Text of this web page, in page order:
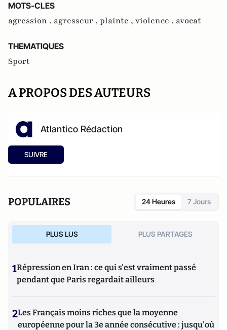
MOTS-CLES
agression , agresseur , plainte , violence , avocat
THEMATIQUES
Sport
A PROPOS DES AUTEURS
Atlantico Rédaction
SUIVRE
POPULAIRES 24 Heures 7 Jours
PLUS LUS PLUS PARTAGES
1Répression en Iran : ce qui s'est vraiment passé
pendant que Paris regardait ailleurs
2Les Français moins riches que la moyenne
européenne pour la 3e année consécutive : jusqu'où